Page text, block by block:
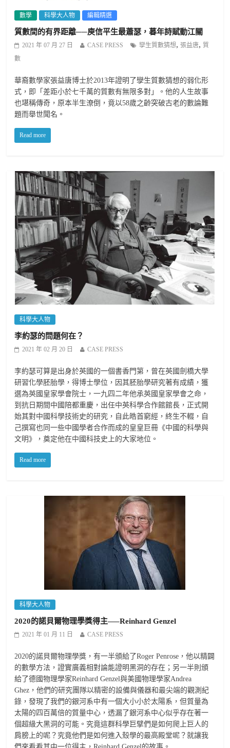
數學 科學大人物 編輯精選
質數間的有界距離──庾信平生最蕭瑟，暮年詩賦動江關
2021 年 07 月 27 日 CASE PRESS 孿生質數猜想,張益唐, 質
數
華裔數學家張益唐博士於2013年證明了孿生質數猜想的弱化形
式，即「差距小於七千萬的質數有無限多對」。他的人生故事
也堪稱傳奇，原本半生潦倒，竟以58歲之齡突破古老的數論難
題而舉世聞名。
Read more
科學大人物
李約瑟的問題何在？
2021 年 02 月 20 日 CASE PRESS
李約瑟可算是出身於英國的一個書香門第，曾在英國劍橋大學
研習化學胚胎學，得博士學位，因其胚胎學研究著有成績，獲
選為英國皇家學會院士，一九四二年他承英國皇家學會之命，
到抗日期間中國陪都重慶，出任中英科學合作館館長，正式開
始其對中國科學技術史的研究，自此皓首窮經，終生不輟，自
己撰寫也同一些中國學者合作而成的皇皇巨冊《中國的科學與
文明》，奠定他在中國科技史上的大家地位。
Read more
科學大人物
2020的諾貝爾物理學獎得主—–Reinhard Genzel
2021 年 01 月 11 日 CASE PRESS
2020的諾貝爾物理學獎，有一半頒給了Roger Penrose，他以精闢
的數學方法，證實廣義相對論能證明黑洞的存在；另一半則頒
給了德國物理學家Reinhard Genzel與美國物理學家Andrea
Ghez，他們的研究團隊以精密的設備與儀器和最尖端的觀測紀
錄，發現了我們的銀河系中有一個大小小於太陽系，但質量為
太陽的四百萬倍的質量中心，透漏了銀河系中心似乎存在著一
個超級大黑洞的可能。究竟這群科學巨擘們是如何爬上巨人的
肩膀上的呢？究竟他們是如何進入殼學的最高殿堂呢？就讓我